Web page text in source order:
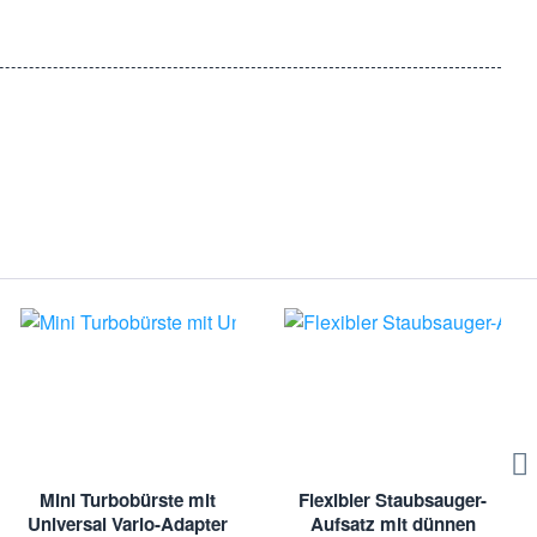
Reinigung Ihres Hauses. Bestellen Sie noch heute auf
Mini Turbobürste mit
Universal Vario-Adapter
Flexibler Staubsauger-
Aufsatz mit dünnen